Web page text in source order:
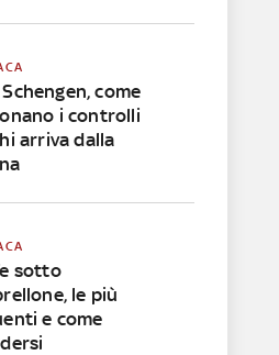
come
i controlli
arriva dalla
sotto
le più
e come